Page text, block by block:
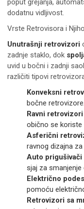
dodatnu vidljivost.
Vrste Retrovisora i
Unutrašnji retrovizori
zadnje staklo, dok
uvid u bočni i zadnji
različiti tipovi
Konveksni
bočne retrovizore.
Ravni retrovizori
obično se koriste
Asferični
ravnog dizajna
Auto prigušivači
sjaj za smanjenje
Električno
pomoću
Retrovizori sa